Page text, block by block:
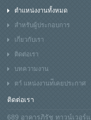
ตำแหน่งงานทั้งหมด
สำหรับผู้ประกอบการ
เกี่ยวกับเรา
ติดต่อเรา
บทความงาน
ตาํ แหน่งงานท่ีเคยประกาศ
ติดต่อเรา
689 อาคารภิรัช ทาวน์เวอร์